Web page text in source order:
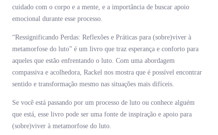
cuidado com o corpo e a mente, e a importância de buscar apoio
emocional durante esse processo.
“Ressignificando Perdas: Reflexões e Práticas para (sobre)viver à
metamorfose do luto” é um livro que traz esperança e conforto para
aqueles que estão enfrentando o luto. Com uma abordagem
compassiva e acolhedora, Rackel nos mostra que é possível encontrar
sentido e transformação mesmo nas situações mais difíceis.
Se você está passando por um processo de luto ou conhece alguém
que está, esse livro pode ser uma fonte de inspiração e apoio para
(sobre)viver à metamorfose do luto.